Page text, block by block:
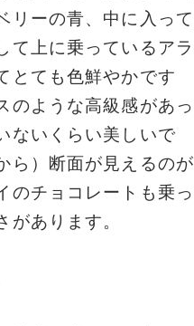
リーの青、中に入って
て上に乗っているアラ
とても色鮮やかです
のような高級感があっ
ないくらい美しいで
ら）断面が見えるのが
のチョコレートも乗っ
があります。